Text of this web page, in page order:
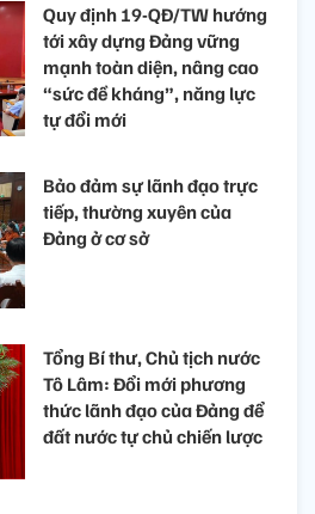
Quy định 19-QĐ/TW hướng
tới xây dựng Đảng vững
mạnh toàn diện, nâng cao
“sức đề kháng”, năng lực
tự đổi mới
Bảo đảm sự lãnh đạo trực
tiếp, thường xuyên của
Đảng ở cơ sở
Tổng Bí thư, Chủ tịch nước
Tô Lâm: Đổi mới phương
thức lãnh đạo của Đảng để
đất nước tự chủ chiến lược